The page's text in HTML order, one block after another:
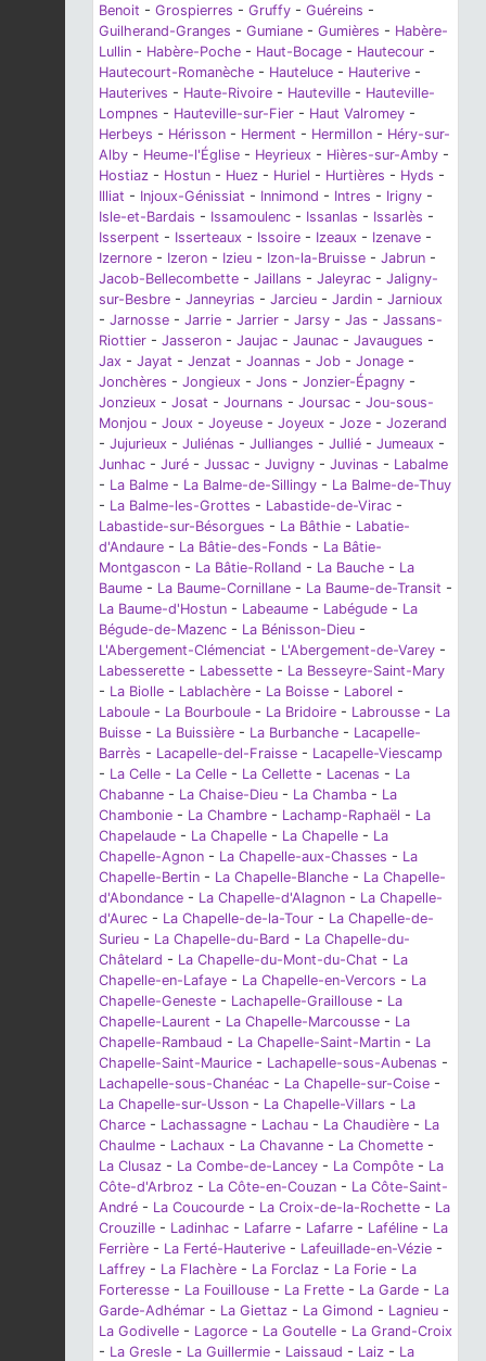
Benoit - Grospierres - Gruffy - Guéreins -
Guilherand-Granges - Gumiane - Gumières - Habère-
Lullin - Habère-Poche - Haut-Bocage - Hautecour -
Hautecourt-Romanèche - Hauteluce - Hauterive -
Hauterives - Haute-Rivoire - Hauteville - Hauteville-
Lompnes - Hauteville-sur-Fier - Haut Valromey -
Herbeys - Hérisson - Herment - Hermillon - Héry-sur-
Alby - Heume-l'Église - Heyrieux - Hières-sur-Amby -
Hostiaz - Hostun - Huez - Huriel - Hurtières - Hyds -
Illiat - Injoux-Génissiat - Innimond - Intres - Irigny -
Isle-et-Bardais - Issamoulenc - Issanlas - Issarlès -
Isserpent - Isserteaux - Issoire - Izeaux - Izenave -
Izernore - Izeron - Izieu - Izon-la-Bruisse - Jabrun -
Jacob-Bellecombette - Jaillans - Jaleyrac - Jaligny-
sur-Besbre - Janneyrias - Jarcieu - Jardin - Jarnioux
- Jarnosse - Jarrie - Jarrier - Jarsy - Jas - Jassans-
Riottier - Jasseron - Jaujac - Jaunac - Javaugues -
Jax - Jayat - Jenzat - Joannas - Job - Jonage -
Jonchères - Jongieux - Jons - Jonzier-Épagny -
Jonzieux - Josat - Journans - Joursac - Jou-sous-
Monjou - Joux - Joyeuse - Joyeux - Joze - Jozerand
- Jujurieux - Juliénas - Jullianges - Jullié - Jumeaux -
Junhac - Juré - Jussac - Juvigny - Juvinas - Labalme
- La Balme - La Balme-de-Sillingy - La Balme-de-Thuy
- La Balme-les-Grottes - Labastide-de-Virac -
Labastide-sur-Bésorgues - La Bâthie - Labatie-
d'Andaure - La Bâtie-des-Fonds - La Bâtie-
Montgascon - La Bâtie-Rolland - La Bauche - La
Baume - La Baume-Cornillane - La Baume-de-Transit -
La Baume-d'Hostun - Labeaume - Labégude - La
Bégude-de-Mazenc - La Bénisson-Dieu -
L'Abergement-Clémenciat - L'Abergement-de-Varey -
Labesserette - Labessette - La Besseyre-Saint-Mary
- La Biolle - Lablachère - La Boisse - Laborel -
Laboule - La Bourboule - La Bridoire - Labrousse - La
Buisse - La Buissière - La Burbanche - Lacapelle-
Barrès - Lacapelle-del-Fraisse - Lacapelle-Viescamp
- La Celle - La Celle - La Cellette - Lacenas - La
Chabanne - La Chaise-Dieu - La Chamba - La
Chambonie - La Chambre - Lachamp-Raphaël - La
Chapelaude - La Chapelle - La Chapelle - La
Chapelle-Agnon - La Chapelle-aux-Chasses - La
Chapelle-Bertin - La Chapelle-Blanche - La Chapelle-
d'Abondance - La Chapelle-d'Alagnon - La Chapelle-
d'Aurec - La Chapelle-de-la-Tour - La Chapelle-de-
Surieu - La Chapelle-du-Bard - La Chapelle-du-
Châtelard - La Chapelle-du-Mont-du-Chat - La
Chapelle-en-Lafaye - La Chapelle-en-Vercors - La
Chapelle-Geneste - Lachapelle-Graillouse - La
Chapelle-Laurent - La Chapelle-Marcousse - La
Chapelle-Rambaud - La Chapelle-Saint-Martin - La
Chapelle-Saint-Maurice - Lachapelle-sous-Aubenas -
Lachapelle-sous-Chanéac - La Chapelle-sur-Coise -
La Chapelle-sur-Usson - La Chapelle-Villars - La
Charce - Lachassagne - Lachau - La Chaudière - La
Chaulme - Lachaux - La Chavanne - La Chomette -
La Clusaz - La Combe-de-Lancey - La Compôte - La
Côte-d'Arbroz - La Côte-en-Couzan - La Côte-Saint-
André - La Coucourde - La Croix-de-la-Rochette - La
Crouzille - Ladinhac - Lafarre - Lafarre - Laféline - La
Ferrière - La Ferté-Hauterive - Lafeuillade-en-Vézie -
Laffrey - La Flachère - La Forclaz - La Forie - La
Forteresse - La Fouillouse - La Frette - La Garde - La
Garde-Adhémar - La Giettaz - La Gimond - Lagnieu -
La Godivelle - Lagorce - La Goutelle - La Grand-Croix
- La Gresle - La Guillermie - Laissaud - Laiz - La